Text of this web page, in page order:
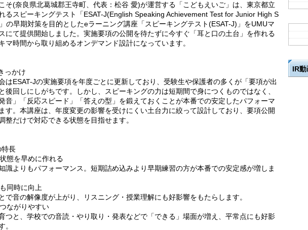
そ(奈良県北葛城郡王寺町、代表：松谷 愛)が運営する「こどもえいご」は、東京都立
るスピーキングテスト「ESAT-J(English Speaking Achievement Test for Junior High S
の早期対策を目的としたeラーニング講座「スピーキングテスト(ESAT-J)」をUMUマ
にて提供開始しました。実施要項の公開を待たずに今すぐ「耳と口の土台」を作れる
マ時間から取り組めるオンデマンド設計になっています。
っかけ
はESAT-Jの実施要項を年度ごとに更新しており、受験生や保護者の多くが「要項が出
後回しにしがちです。しかし、スピーキングの力は短期間で身につくものではなく、
音」「反応スピード」「答えの型」を鍛えておくことが本番での安定したパフォーマ
す。本講座は、年度変更の影響を受けにくい土台力に絞って設計しており、要項公開
整だけで対応できる状態を目指せます。
長
態を早めに作れる
識よりもパフォーマンス。短期詰め込みより早期練習の方が本番での安定感が増しま
同時に向上
で音の解像度が上がり、リスニング・授業理解にも好影響をもたらします。
ながりやすい
つと、学校での音読・やり取り・発表などで「できる」場面が増え、平常点にも好影
。
IR動